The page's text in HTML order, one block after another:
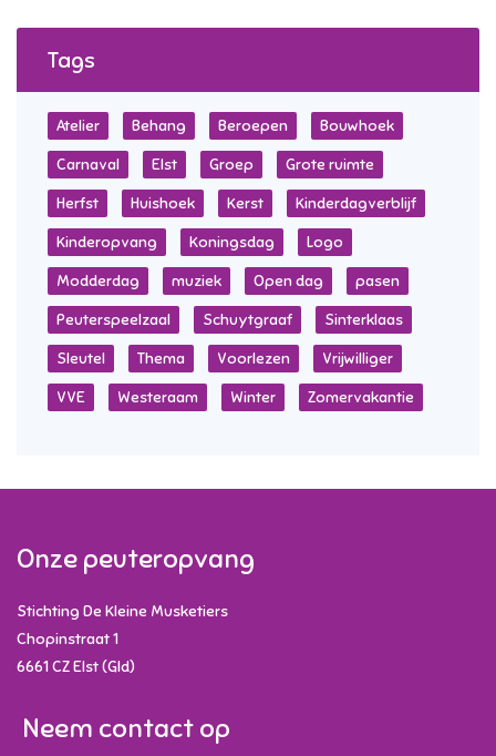
Tags
Atelier Behang Beroepen Bouwhoek
Carnaval Elst Groep Grote ruimte
Herfst Huishoek Kerst Kinderdagverblijf
Kinderopvang Koningsdag Logo
Modderdag muziek Open dag pasen
Peuterspeelzaal Schuytgraaf Sinterklaas
Sleutel Thema Voorlezen Vrijwilliger
VVE Westeraam Winter Zomervakantie
Onze peuteropvang
Stichting De Kleine Musketiers
Chopinstraat 1
6661 CZElst (Gld)
Neem contact op